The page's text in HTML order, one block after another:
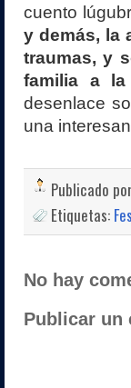
cuento
y demás, la
traumas, y
familia a
desenlace
una
Publicado por
Etiquetas:
No hay
Publicar un